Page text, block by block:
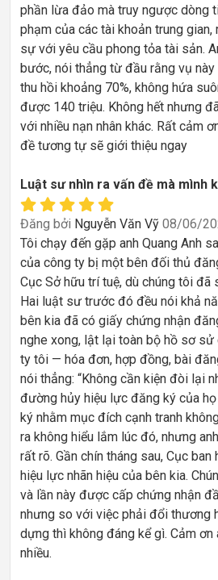
phần lừa đảo mà truy ngược dòng
phạm của các tài khoản trung
sự với yêu cầu phong tỏa tài sản.
bước, nói thẳng từ đầu rằng vụ
thu hồi khoảng 70%, không hứa
được 140 triệu. Không hết nhưng
với nhiều nạn nhân khác. Rất cảm
đề tương tự sẽ giới thiệu ngay
Luật sư nhìn ra vấn đề mà mình
Đăng bởi Nguyễn Văn Vỹ 08/06/
Tôi chạy đến gặp anh Quang Anh
của công ty bị một bên đối thủ
Cục Sở hữu trí tuệ, dù chúng tôi
Hai luật sư trước đó đều nói khả
bên kia đã có giấy chứng nhận
nghe xong, lật lại toàn bộ hồ sơ
ty tôi — hóa đơn, hợp đồng, bài
nói thẳng: “Không cần kiện đòi lại
đường hủy hiệu lực đăng ký của
ký nhằm mục đích cạnh tranh
ra không hiểu lắm lúc đó, nhưng
rất rõ. Gần chín tháng sau, Cục ban
hiệu lực nhãn hiệu của bên kia.
và lần này được cấp chứng nhận
nhưng so với việc phải đổi thương
dựng thì không đáng kể gì. Cảm ơn
nhiều.